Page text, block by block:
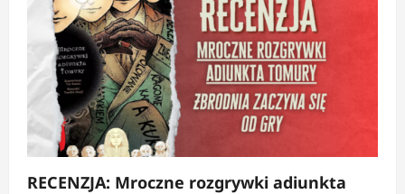
RECENZJA: Mroczne rozgrywki adiunkta